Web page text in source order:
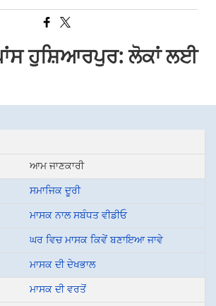
ਹੁਸ਼ਿਆਰਪੁਰ: ਲੋਕਾਂ ਲਈ
ਆਮ ਜਾਣਕਾਰੀ
ਸਮਾਜਿਕ ਦੂਰੀ
ਮਾਸਕ ਨਾਲ ਸਬੰਧਤ ਵੀਡੀਓ
ਘਰ ਵਿਚ ਮਾਸਕ ਕਿਵੇਂ ਬਣਾਇਆ ਜਾਵੇ
ਮਾਸਕ ਦੀ ਦੇਖਭਾਲ
ਮਾਸਕ ਦੀ ਵਰਤੋਂ